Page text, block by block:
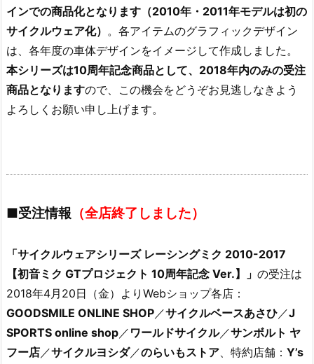
インでの商品化となります（2010年・2011年モデルは初の
サイクルウェア化） 。各アイテムのグラフィックデザイン
は、各年度の車体デザインをイメージして作成しました。
本シリーズは10周年記念商品として、2018年内のみの受注
商品となりますので、この機会をどうぞお見逃しなきよう
よろしくお願い申し上げます。
■受注情報 （全店終了しました）
「サイクルウェアシリーズ レーシングミク 2010-2017
【初音ミク GTプロジェクト 10周年記念 Ver.】」 の受注は
2018年4月20日（金）よりWebショップ各店：
GOODSMILE ONLINE SHOP／サイクルベースあさひ／J
SPORTS online shop／ ワールドサイクル／サンボルト ヤ
フー店／サイクルヨシダ／のらいもストア、特約店舗： Y’s